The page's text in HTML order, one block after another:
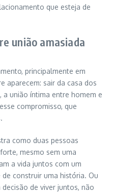
que esteja de
união amasiada
principalmente em
aparecem: sair da casa dos
a união íntima entre homem e
compromisso, que
como duas pessoas
mesmo sem uma
a vida juntos com um
construir uma história. Ou
de viver juntos, não